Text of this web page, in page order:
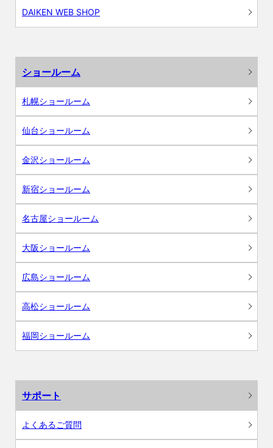
DAIKEN WEB SHOP
ショールーム
札幌ショールーム
仙台ショールーム
金沢ショールーム
新宿ショールーム
名古屋ショールーム
大阪ショールーム
広島ショールーム
高松ショールーム
福岡ショールーム
サポート
よくあるご質問